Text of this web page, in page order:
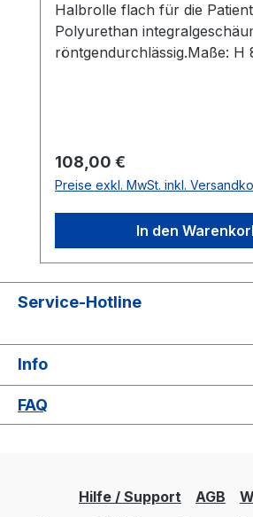
Halbrolle flach für die
Polyurethan
röntgendurchlässig.Maße: H
Regulärer Preis:
108,00 €
Preise exkl. MwSt. inkl.
In den
Service-Hotline
Info
FAQ
Hilfe / Support AGB